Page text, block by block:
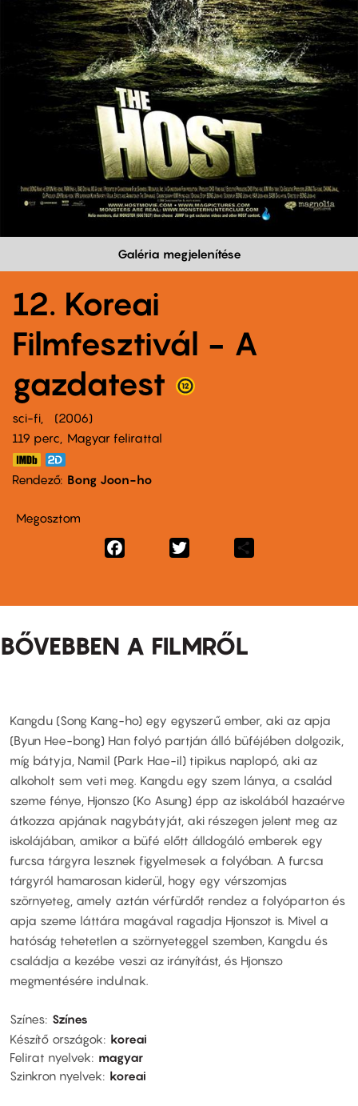
Galéria megjelenítése
12. Koreai
Filmfesztivál - A
gazdatest
sci-fi
2006
119 perc,
Magyar felirattal
Rendező Bong Joon-ho
Megosztom
Facebook
BŐVEBBEN A FILMRŐL
Kangdu (Song Kang-ho) egy egyszerű ember, aki az apja
(Byun Hee-bong) Han folyó partján álló büféjében dolgozik,
míg bátyja, Namil (Park Hae-il) tipikus naplopó, aki az
alkoholt sem veti meg. Kangdu egy szem lánya, a család
szeme fénye, Hjonszo (Ko Asung) épp az iskolából hazaérve
átkozza apjának nagybátyját, aki részegen jelent meg az
iskolájában, amikor a büfé előtt álldogáló emberek egy
furcsa tárgyra lesznek figyelmesek a folyóban. A furcsa
tárgyról hamarosan kiderül, hogy egy vérszomjas
szörnyeteg, amely aztán vérfürdőt rendez a folyóparton és
apja szeme láttára magával ragadja Hjonszot is. Mivel a
hatóság tehetetlen a szörnyeteggel szemben, Kangdu és
családja a kezébe veszi az irányítást, és Hjonszo
megmentésére indulnak.
Színes Színes
Készítő országok
koreai
Felirat nyelvek
magyar
Szinkron nyelvek
koreai